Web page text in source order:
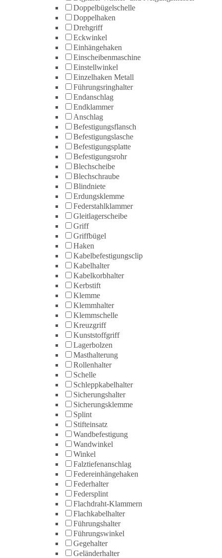
Doppelbügelschelle
Doppelhaken
Drehgriff
Eckwinkel
Einhängehaken
Einscheibenmaschine
Einstellwinkel
Einzelhaken Metall
Führungsringhalter
Endanschlag
Endklammer
Anschlag
Befestigungsflansch
Befestigungslasche
Befestigungsplatte
Befestigungsrohr
Blechscheibe
Blechschraube
Blindniete
Erdungsklemme
Federstahlklammer
Gleitlagerscheibe
Griff
Griffbügel
Haken
Kabelbefestigungsclip
Kabelhalter
Kabelkorbhalter
Kerbstift
Klemme
Klemmhalter
Klemmschelle
Kreuzgriff
Kunststoffgriff
Lagerbolzen
Masthalterung
Rollenhalter
Schelle
Schleppkabelhalter
Sicherungshalter
Sicherungsklemme
Splint
Stifteinsatz
Wandbefestigung
Wandwinkel
Winkel
Falztiefenanschlag
Federeinhängehaken
Federhalter
Federsplint
Flachdraht-Klammern
Flachkabelhalter
Führungshalter
Führungswinkel
Gegehalter
Geländerhalter